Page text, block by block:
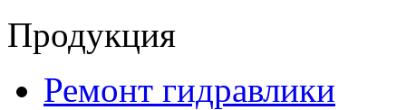
Продукция
Ремонт гидравлики